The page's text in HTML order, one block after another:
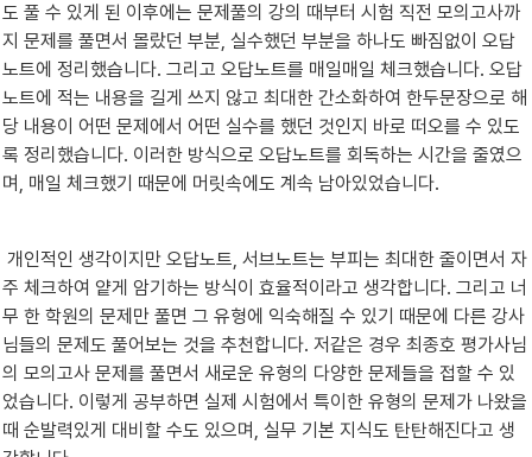
도 풀 수 있게 된 이후에는 문제풀의 강의 때부터 시험 직전 모의고사까
지 문제를 풀면서 몰랐던 부분, 실수했던 부분을 하나도 빠짐없이 오답
노트에 정리했습니다. 그리고 오답노트를 매일매일 체크했습니다. 오답
노트에 적는 내용을 길게 쓰지 않고 최대한 간소화하여 한두문장으로 해
당 내용이 어떤 문제에서 어떤 실수를 했던 것인지 바로 떠오를 수 있도
록 정리했습니다. 이러한 방식으로 오답노트를 회독하는 시간을 줄였으
며, 매일 체크했기 때문에 머릿속에도 계속 남아있었습니다.
주 체크하여 얕게 암기하는 방식이 효율적이라고 생각합니다. 그리고 너
무 한 학원의 문제만 풀면 그 유형에 익숙해질 수 있기 때문에 다른 강사
님들의 문제도 풀어보는 것을 추천합니다. 저같은 경우 최종호 평가사님
의 모의고사 문제를 풀면서 새로운 유형의 다양한 문제들을 접할 수 있
었습니다. 이렇게 공부하면 실제 시험에서 특이한 유형의 문제가 나왔을
때 순발력있게 대비할 수도 있으며, 실무 기본 지식도 탄탄해진다고 생